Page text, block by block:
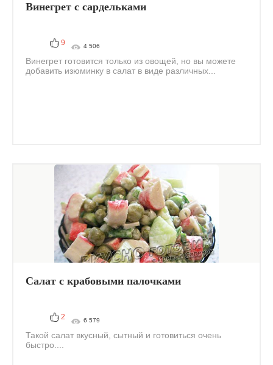
Винегрет с сардельками
9 4 506
Винегрет готовится только из овощей, но вы можете
добавить изюминку в салат в виде различных...
Салат с крабовыми палочками
2 6 579
Такой салат вкусный, сытный и готовиться очень
быстро....